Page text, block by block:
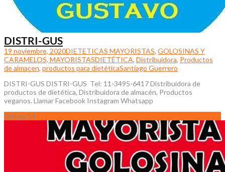
DISTRI-GUS
19 noviembre, 2020DIETETICAS MAYORISTAS, GOLOSINAS Y
CARAMELOS, MAYORISTASDIETÉTICA, Distribuidora, Productos
de almacen, productos para dietéticaSantiago Guerrero
DISTRI-GUS DISTRI-GUS Tel: 11-3495-6417 Distribuidora de
productos de dietética, Distribuidora de almacén, Productos
veganos. Llamar Facebook Instagram Whatsapp
08Ago/14